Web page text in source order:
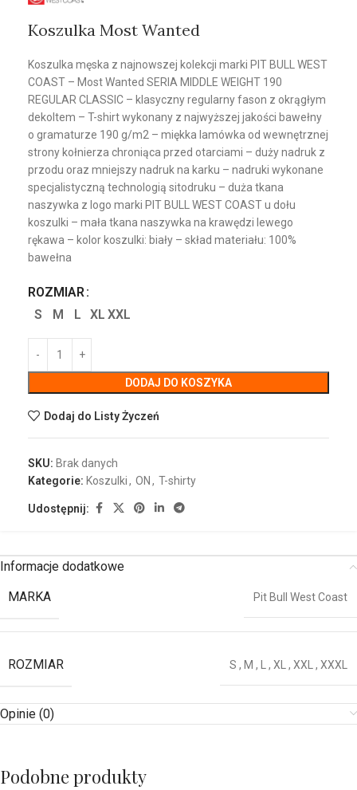
Koszulka Most Wanted
Koszulka męska z najnowszej kolekcji marki PIT BULL WEST
COAST – Most Wanted SERIA MIDDLE WEIGHT 190
REGULAR CLASSIC – klasyczny regularny fason z okrągłym
dekoltem – T-shirt wykonany z najwyższej jakości bawełny
o gramaturze 190 g/m2 – miękka lamówka od wewnętrznej
strony kołnierza chroniąca przed otarciami – duży nadruk z
przodu oraz mniejszy nadruk na karku – nadruki wykonane
specjalistyczną technologią sitodruku – duża tkana
naszywka z logo marki PIT BULL WEST COAST u dołu
koszulki – mała tkana naszywka na krawędzi lewego
rękawa – kolor koszulki: biały – skład materiału: 100%
bawełna
ROZMIAR
S
M L XL XXL
DODAJ DO KOSZYKA
Dodaj do Listy Życzeń
SKU: Brak danych
Kategorie: Koszulki, ON , T-shirty
Udostępnij:
Informacje dodatkowe
MARKA
Pit Bull West Coast
ROZMIAR S , M , L, XL, XXL, XXXL
Opinie (0)
Podobne produkty